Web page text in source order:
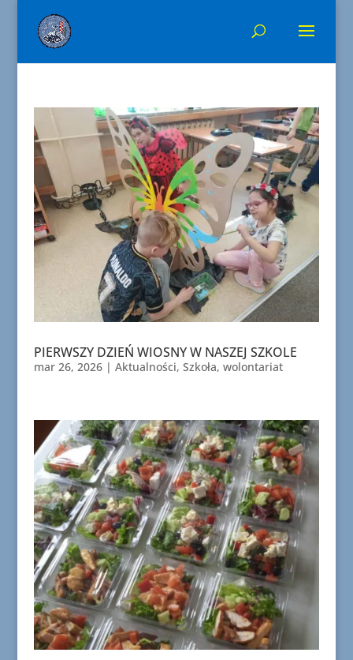
PIERWSZY DZIEŃ WIOSNY W NASZEJ SZKOLE
mar 26, 2026| Aktualności, Szkoła, wolontariat